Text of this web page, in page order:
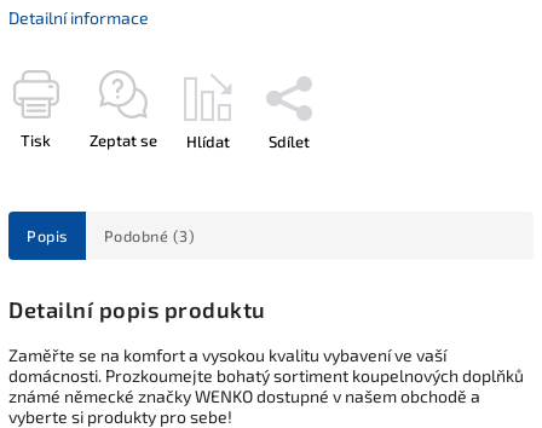
Detailní informace
Tisk Zeptat se Hlídat Sdílet
Popis Podobné (3)
Detailní popis produktu
Zaměřte se na komfort a vysokou kvalitu vybavení ve vaší
domácnosti. Prozkoumejte bohatý sortiment koupelnových doplňků
známé německé značky WENKO dostupné v našem obchodě a
vyberte si produkty pro sebe!